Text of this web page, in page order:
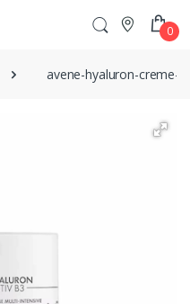
0
avene-hyaluron-creme-